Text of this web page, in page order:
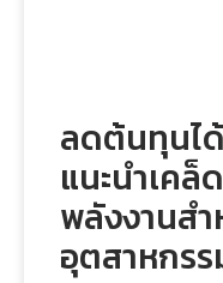
ลดต้นทุนไ
แนะนำเค
พลังงานส
อุตสาหกรร